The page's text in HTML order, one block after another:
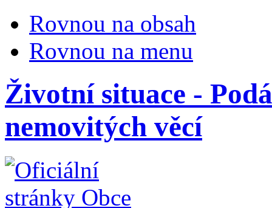
Rovnou na obsah
Rovnou na menu
Životní situace -
nemovitých věcí